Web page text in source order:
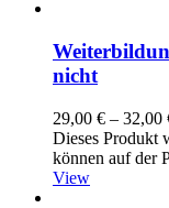
nicht
29,00 € – 32,00
Dieses Produkt
können auf der
View